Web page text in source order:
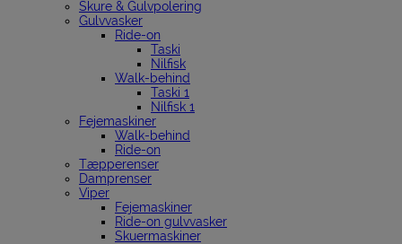
Skure & Gulvpolering
Gulvvasker
Ride-on
Taski
Nilfisk
Walk-behind
Taski 1
Nilfisk 1
Fejemaskiner
Walk-behind
Ride-on
Tæpperenser
Damprenser
Viper
Fejemaskiner
Ride-on gulvvasker
Skuermaskiner